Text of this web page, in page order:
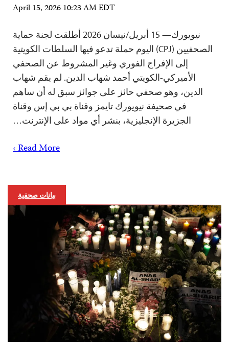
April 15, 2026 10:23 AM EDT
نيويورك— 15 أبريل/نيسان 2026 أطلقت لجنة حماية
الصحفيين (CPJ) اليوم حملة تدعو فيها السلطات الكويتية
إلى الإفراج الفوري وغير المشروط عن الصحفي
الأميركي-الكويتي أحمد شهاب الدين. لم يقم شهاب
الدين، وهو صحفي حائز على جوائز سبق له أن ساهم
في صحيفة نيويورك تايمز وقناة بي بي إس وقناة
الجزيرة الإنجليزية، بنشر أي مواد على الإنترنت…
Read More ›
بيانات صحفية